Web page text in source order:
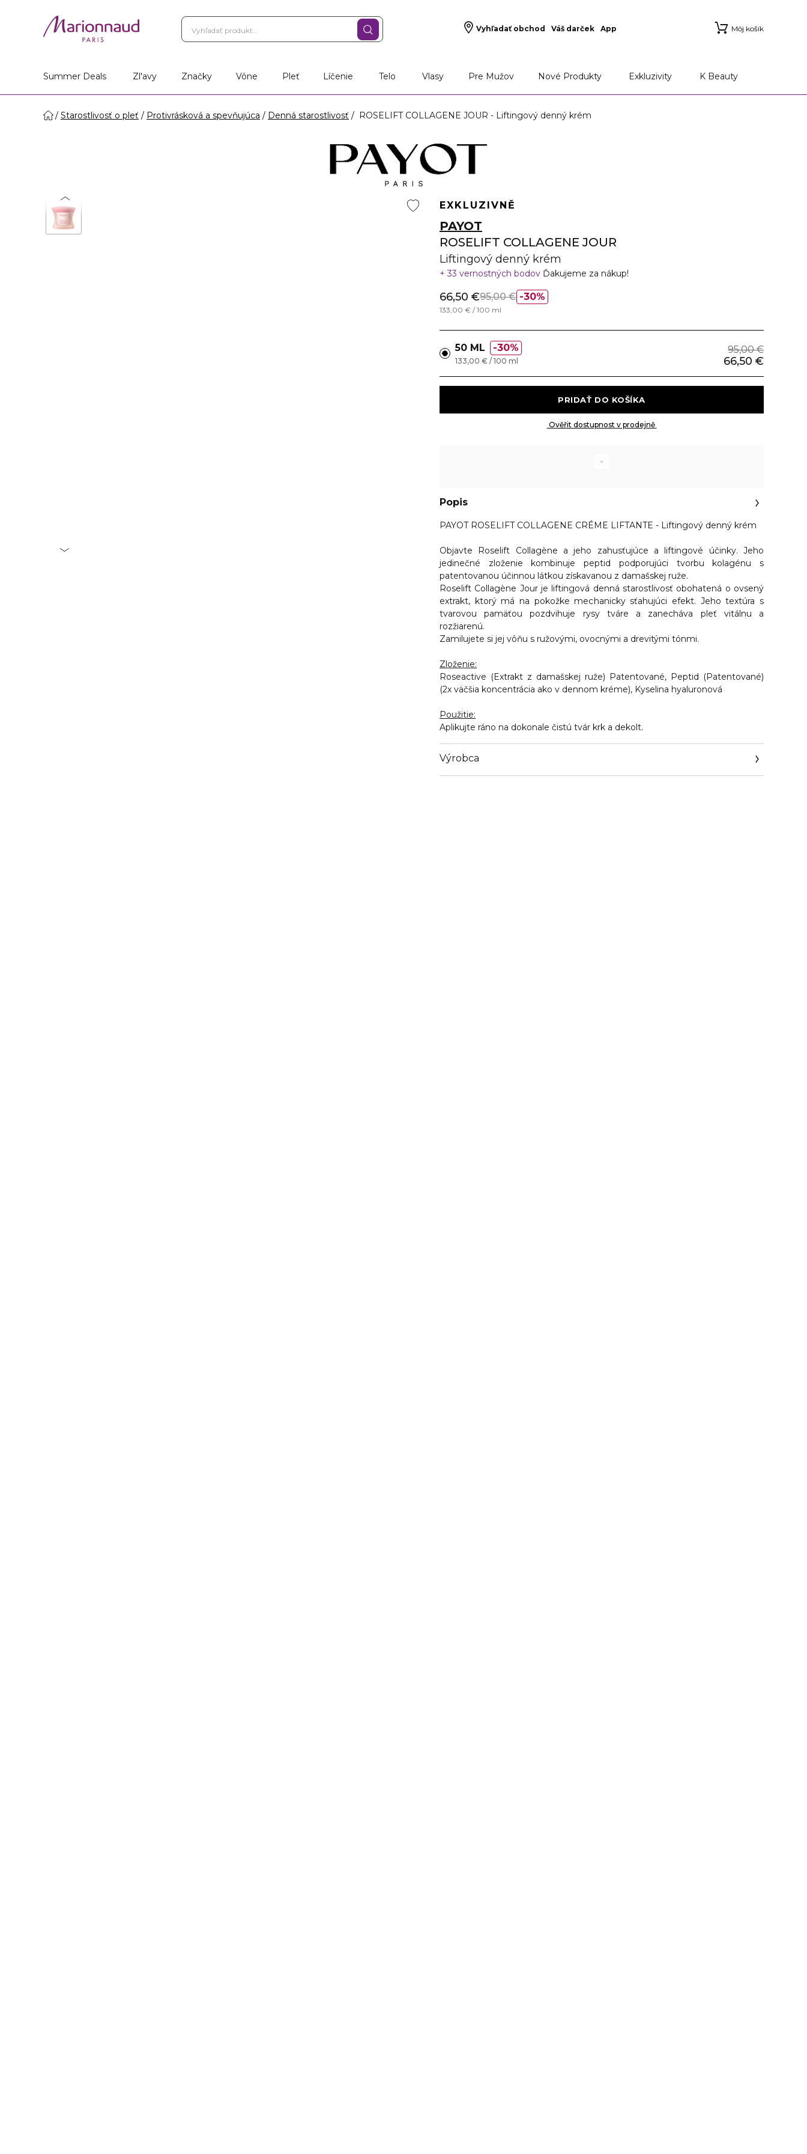
Vyhľadať obchod Váš darček App Môj košík
Summer Deals Zl'avy Značky Vône Pleť Líčenie Telo Vlasy Pre Mužov Nové Produkty Exkluzivity K Beauty
Starostlivosť o pleť Protivrásková a spevňujúca Denná starostlivosť ROSELIFT COLLAGENE JOUR - Liftingový denný krém
EXKLUZIVNĚ
PAYOT
ROSELIFT COLLAGENE JOUR
Liftingový denný krém
33 vernostných bodov Ďakujeme za nákup!
30%
66,50 €95,00 €
133,00 € / 100 ml
50 ML 30% 95,00 €
66,50 €
133,00 € / 100 ml
Ověřit dostupnost v prodejně
Popis
PAYOT ROSELIFT COLLAGENE CRÉME LIFTANTE - Liftingový denný krém
Objavte Roselift Collagène a jeho zahusťujúce a liftingové účinky. Jeho
jedinečné zloženie kombinuje peptid podporujúci tvorbu kolagénu s
patentovanou účinnou látkou získavanou z damašskej ruže.
Roselift Collagène Jour je liftingová denná starostlivosť obohatená o ovsený
extrakt, ktorý má na pokožke mechanicky sťahujúci efekt. Jeho textúra s
tvarovou pamäťou pozdvihuje rysy tváre a zanecháva pleť vitálnu a
rozžiarenú.
Zamilujete si jej vôňu s ružovými, ovocnými a drevitými tónmi.
Zloženie:
Roseactive (Extrakt z damašskej ruže) Patentované, Peptid (Patentované)
(2x väčšia koncentrácia ako v dennom kréme), Kyselina hyaluronová
Použitie:
Aplikujte ráno na dokonale čistú tvár krk a dekolt.
Výrobca